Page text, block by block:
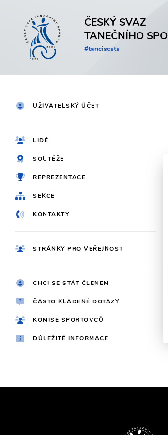
ČESKÝ SVAZ
TANEČNÍHO
#tanciscsts
UŽIVATELSKÝ ÚČET
LIDÉ
SOUTĚŽE
REPREZENTACE
SEKCE
KONTAKTY
STRÁNKY PRO VEŘEJNOST
CHCI SE STÁT ČLENEM
ČASTO KLADENÉ DOTAZY
KOMISE SPORTOVCŮ
DŮLEŽITÉ INFORMACE